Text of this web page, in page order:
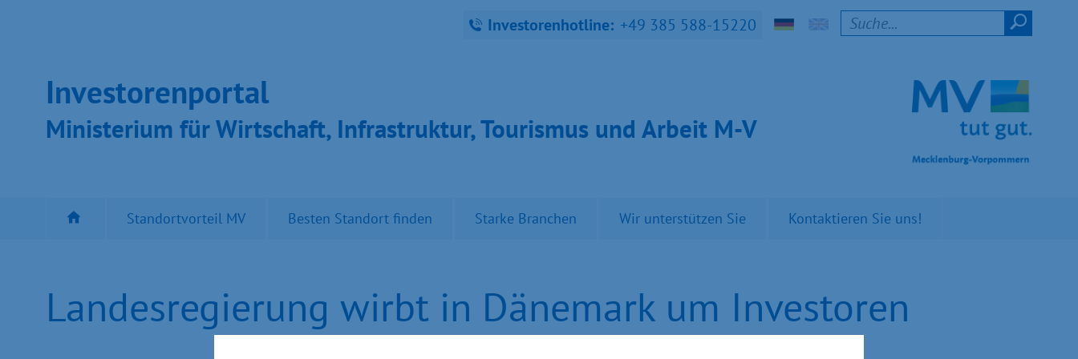
Investorenhotline: +49 385 588-15220
Inves­toren­por­tal
Ministeri­um für Wirt­schaft, Infra­struk­tur, Tou­ris­mus und Ar­beit M-V
Standortvorteil MV Besten Standort finden Starke Branchen Wir unterstützen Sie Kontaktieren Sie uns!
Landesregierung wirbt in Dänemark um Investoren